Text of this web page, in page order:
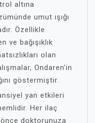
altına
umut ışığı
Özellikle
bağışıklık
olan
Ondaren'in
göstermiştir.
yan etkileri
Her ilaç
doktorunuza